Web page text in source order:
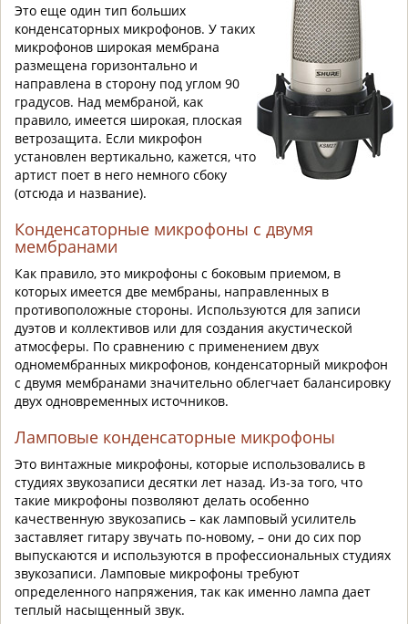
Это еще один тип больших
конденсаторных микрофонов. У таких
микрофонов широкая мембрана
размещена горизонтально и
направлена в сторону под углом 90
градусов. Над мембраной, как
правило, имеется широкая, плоская
ветрозащита. Если микрофон
установлен вертикально, кажется, что
артист поет в него немного сбоку
(отсюда и название).
Конденсаторные микрофоны с двумя
мембранами
Как правило, это микрофоны с боковым приемом, в
которых имеется две мембраны, направленных в
противоположные стороны. Используются для записи
дуэтов и коллективов или для создания акустической
атмосферы. По сравнению с применением двух
одномембранных микрофонов, конденсаторный микрофон
с двумя мембранами значительно облегчает балансировку
двух одновременных источников.
Ламповые конденсаторные микрофоны
Это винтажные микрофоны, которые использовались в
студиях звукозаписи десятки лет назад. Из-за того, что
такие микрофоны позволяют делать особенно
качественную звукозапись – как ламповый усилитель
заставляет гитару звучать по-новому, – они до сих пор
выпускаются и используются в профессиональных студиях
звукозаписи. Ламповые микрофоны требуют
определенного напряжения, так как именно лампа дает
теплый насыщенный звук.